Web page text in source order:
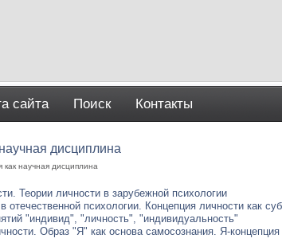
сайта Поиск Контакты
дисциплина
как научная дисциплина
Теории личности в зарубежной психологии
отечественной психологии. Концепция личности как
"индивид", "личность", "индивидуальность"
Образ "Я" как основа самосознания. Я-